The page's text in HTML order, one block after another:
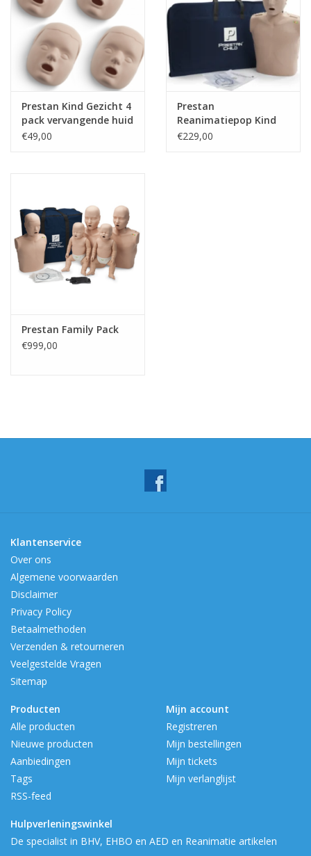
Prestan Kind Gezicht 4
pack vervangende huid
€49,00
Prestan
Reanimatiepop Kind
€229,00
Prestan Family Pack
€999,00
Klantenservice
Over ons
Algemene voorwaarden
Disclaimer
Privacy Policy
Betaalmethoden
Verzenden & retourneren
Veelgestelde Vragen
Sitemap
Producten
Alle producten
Nieuwe producten
Aanbiedingen
Tags
RSS-feed
Mijn account
Registreren
Mijn bestellingen
Mijn tickets
Mijn verlanglijst
Hulpverleningswinkel
De specialist in BHV, EHBO en AED en Reanimatie artikelen